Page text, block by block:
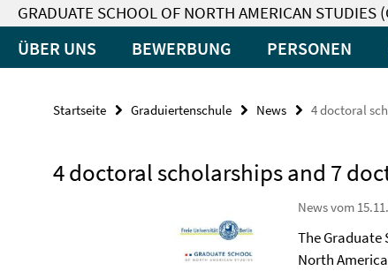
GRADUATE SCHOOL OF NORTH AMERICAN STUDIES
ÜBER UNS BEWERBUNG PERSONEN
Startseite Graduiertenschule News 4 doctoral
4 doctoral scholarships and 7
News vom
The Graduate
North